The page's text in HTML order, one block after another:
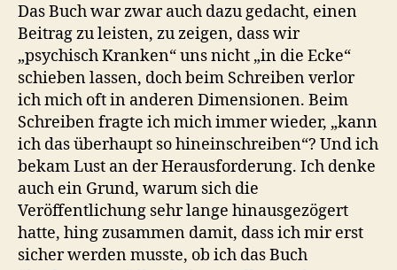
Das Buch war zwar auch dazu gedacht, einen
Beitrag zu leisten, zu zeigen, dass wir
„psychisch Kranken“ uns nicht „in die Ecke“
schieben lassen, doch beim Schreiben verlor
ich mich oft in anderen Dimensionen. Beim
Schreiben fragte ich mich immer wieder, „kann
ich das überhaupt so hineinschreiben“? Und ich
bekam Lust an der Herausforderung. Ich denke
auch ein Grund, warum sich die
Veröffentlichung sehr lange hinausgezögert
hatte, hing zusammen damit, dass ich mir erst
sicher werden musste, ob ich das Buch